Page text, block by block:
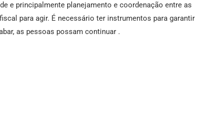
e principalmente planejamento e coordenação entre as
para agir. É necessário ter instrumentos para garantir
as pessoas possam continuar .